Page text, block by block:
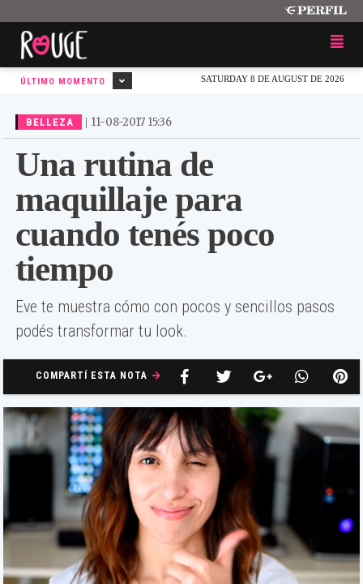
SATURDAY 8 DE AUGUST DE 2026
ÚLTIMO MOMENTO
BELLEZA | 11-08-2017 15:36
Una rutina de
maquillaje para
cuando tenés poco
tiempo
Eve te muestra cómo con pocos y sencillos pasos
podés transformar tu look.
COMPARTÍ ESTA NOTA